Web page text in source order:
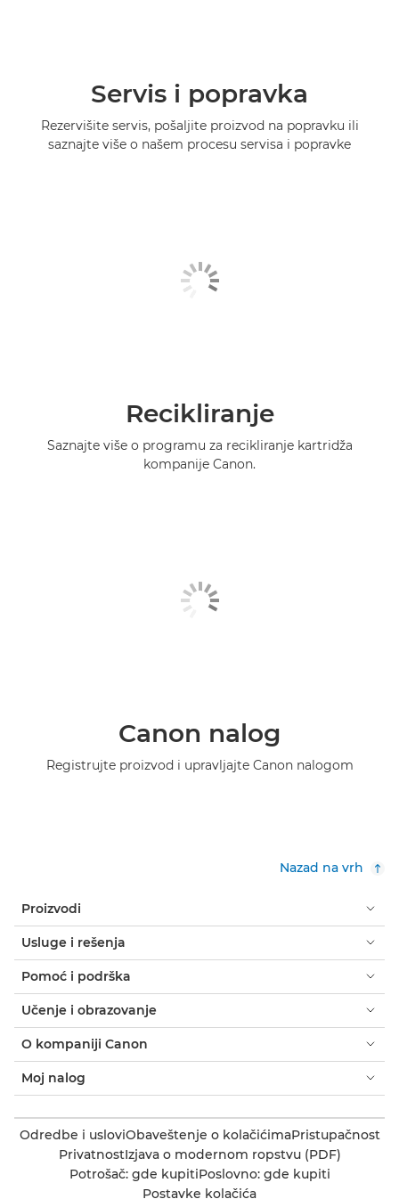
Servis i popravka
Rezervišite servis, pošaljite proizvod na popravku ili
saznajte više o našem procesu servisa i popravke
Recikliranje
Saznajte više o programu za recikliranje kartridža
kompanije Canon.
Canon nalog
Registrujte proizvod i upravljajte Canon nalogom
Nazad na vrh
Proizvodi
Usluge i rešenja
Pomoć i podrška
Učenje i obrazovanje
O kompaniji Canon
Moj nalog
Odredbe i usloviObaveštenje o kolačićimaPristupačnost
PrivatnostIzjava o modernom ropstvu (PDF)
Potrošač: gde kupitiPoslovno: gde kupiti
Postavke kolačića